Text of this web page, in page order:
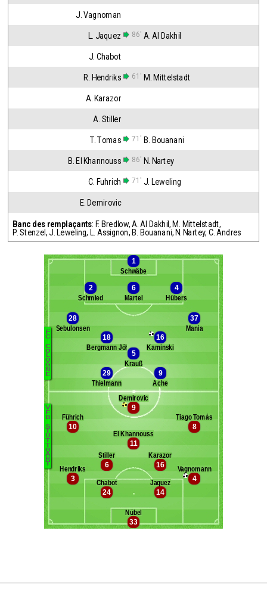
J. Vagnoman
L. Jaquez 86' A. Al Dakhil
J. Chabot
R. Hendriks 61' M. Mittelstadt
A. Karazor
A. Stiller
T. Tomas 71' B. Bouanani
B. El Khannouss 86' N. Nartey
C. Fuhrich 71' J. Leweling
E. Demirovic
Banc des remplaçants: F. Bredlow, A. Al Dakhil, M. Mittelstadt,
P. Stenzel,J. Leweling, L. Assignon, B. Bouanani, N. Nartey, C. Andres